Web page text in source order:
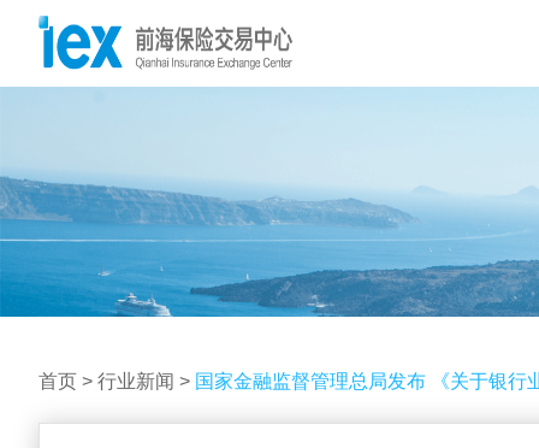
首页 > 行业新闻 > 国家金融监督管理总局发布 《关于银